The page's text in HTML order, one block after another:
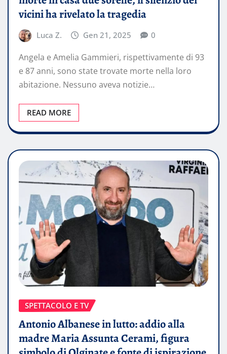
vicini ha rivelato la tragedia
Luca Z. Gen 21, 2025 0
Angela e Amelia Gammieri, rispettivamente di 93
e 87 anni, sono state trovate morte nella loro
abitazione. Nessuno aveva notizie…
READ MORE
SPETTACOLO E TV
Antonio Albanese in lutto: addio alla
madre Maria Assunta Cerami, figura